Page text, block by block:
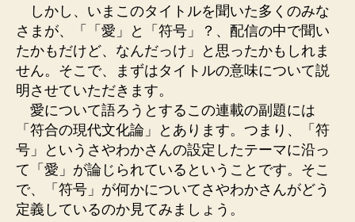
しかし、いまこのタイトルを聞いた多くのみな
さまが、「「愛」と「符号」？、配信の中で聞い
たかもだけど、なんだっけ」と思ったかもしれま
せん。そこで、まずはタイトルの意味について説
明させていただきます。
愛について語ろうとするこの連載の副題には
「符合の現代文化論」とあります。つまり、「符
号」というさやわかさんの設定したテーマに沿っ
て「愛」が論じられているということです。そこ
で、「符号」が何かについてさやわかさんがどう
定義しているのか見てみましょう。